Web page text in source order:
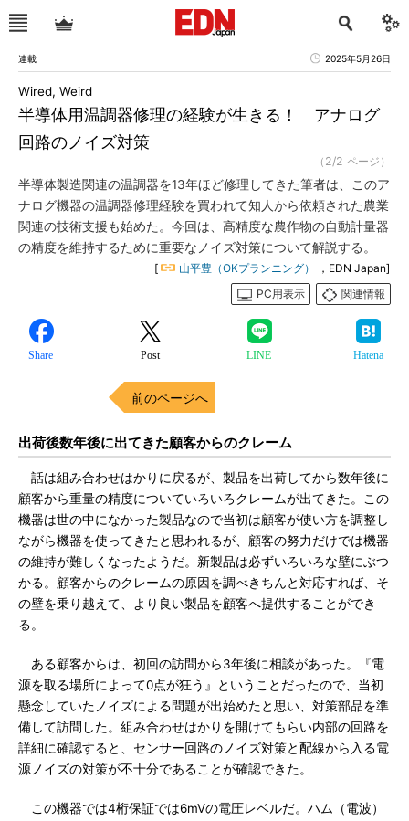
連載 2025年5月26日
半導体用温調器修理の経験が生きる！ アナログ
回路のノイズ対策
Wired, Weird
（2/2 ページ）
半導体製造関連の温調器を13年ほど修理してきた筆者は、このア
ナログ機器の温調器修理経験を買われて知人から依頼された農業
関連の技術支援も始めた。今回は、高精度な農作物の自動計量器
の精度を維持するために重要なノイズ対策について解説する。
[ 山平豊（OKプランニング）
，EDN Japan]
PC用表示
関連情報
Share Post LINE Hatena
前のページへ
出荷後数年後に出てきた顧客からのクレーム
話は組み合わせはかりに戻るが、製品を出荷してから数年後に
顧客から重量の精度についていろいろクレームが出てきた。この
機器は世の中になかった製品なので当初は顧客が使い方を調整し
ながら機器を使ってきたと思われるが、顧客の努力だけでは機器
の維持が難しくなったようだ。新製品は必ずいろいろな壁にぶつ
かる。顧客からのクレームの原因を調べきちんと対応すれば、そ
の壁を乗り越えて、より良い製品を顧客へ提供することができ
る。
ある顧客からは、初回の訪問から3年後に相談があった。『電
源を取る場所によって0点が狂う』ということだったので、当初
懸念していたノイズによる問題が出始めたと思い、対策部品を準
備して訪問した。組み合わせはかりを開けてもらい内部の回路を
詳細に確認すると、センサー回路のノイズ対策と配線から入る電
源ノイズの対策が不十分であることが確認できた。
この機器では4桁保証では6mVの電圧レベルだ。ハム（電波）